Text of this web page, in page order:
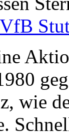
VfB
wie